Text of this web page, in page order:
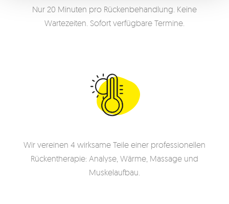
Nur 20 Minuten pro Rückenbehandlung. Keine
Wartezeiten. Sofort verfügbare Termine.
Wir vereinen 4 wirksame Teile einer professionellen
Rückentherapie: Analyse, Wärme, Massage und
Muskelaufbau.